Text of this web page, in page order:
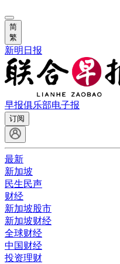
简
繁
新明日报
早报俱乐部电子报
订阅
最新
新加坡
民生民声
财经
新加坡股市
新加坡财经
全球财经
中国财经
投资理财